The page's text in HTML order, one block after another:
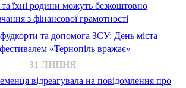
їхні родини можуть безкоштовно
з фінансової грамотності
та допомога ЗСУ: День міста
фестивалем «Тернопіль вражає»
31 ЛИПНЯ
відреагувала на повідомлення про